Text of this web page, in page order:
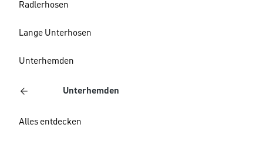
Radlerhosen
Lange Unterhosen
Unterhemden
Unterhemden
Alles entdecken